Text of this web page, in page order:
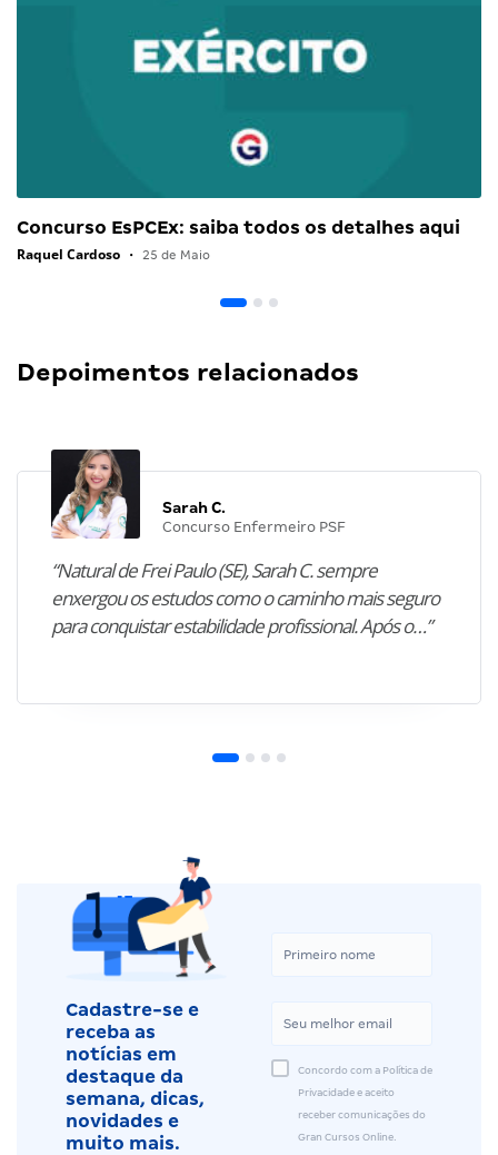
Concurso EsPCEx: saiba todos os detalhes aqui
Raquel Cardoso • 25 de Maio
Depoimentos relacionados
Sarah C.
Concurso Enfermeiro PSF
“Natural de Frei Paulo (SE), Sarah C. sempre
enxergou os estudos como o caminho mais seguro
para conquistar estabilidade profissional. Após o…”
Cadastre-se e
receba as
notícias em
destaque da
semana, dicas,
novidades e
muito mais.
Concordo com a Política de
Privacidade e aceito
receber comunicações do
Gran Cursos Online.